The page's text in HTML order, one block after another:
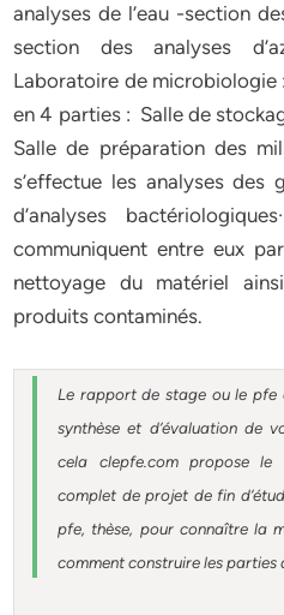
analyses de l’eau -section
section des analyses
Laboratoire de microbiologie
en 4 parties : Salle de
Salle de préparation des
s’effectue les analyses des
d’analyses
communiquent entre eux
nettoyage du matériel
produits contaminés.
Le rapport de stage ou le pfe
synthèse et d’évaluation de
cela clepfe.com propose le
complet de projet de fin
pfe, thèse, pour connaître la
comment construire les parties